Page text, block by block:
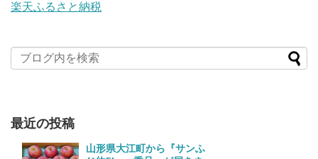
楽天ふるさと納税
最近の投稿
山形県大江町から『サンふ